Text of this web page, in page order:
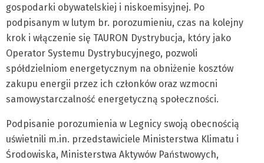
gospodarki obywatelskiej i niskoemisyjnej. Po
podpisanym w lutym br. porozumieniu, czas na kolejny
krok i włączenie się TAURON Dystrybucja, który jako
Operator Systemu Dystrybucyjnego, pozwoli
spółdzielniom energetycznym na obniżenie kosztów
zakupu energii przez ich członków oraz wzmocni
samowystarczalność energetyczną społeczności.
Podpisanie porozumienia w Legnicy swoją obecnością
uświetnili m.in. przedstawiciele Ministerstwa Klimatu i
Środowiska, Ministerstwa Aktywów Państwowych,